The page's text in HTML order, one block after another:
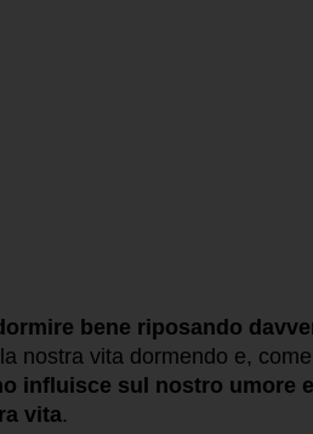
bene riposando
nostra vita dormendo e,
influisce sul nostro umore
vita.